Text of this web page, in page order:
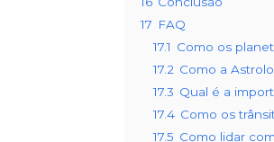
17 FAQ
17.1 Como os
17.2 Como a
17.3 Qual é a
17.4 Como os
17.5 Como lidar